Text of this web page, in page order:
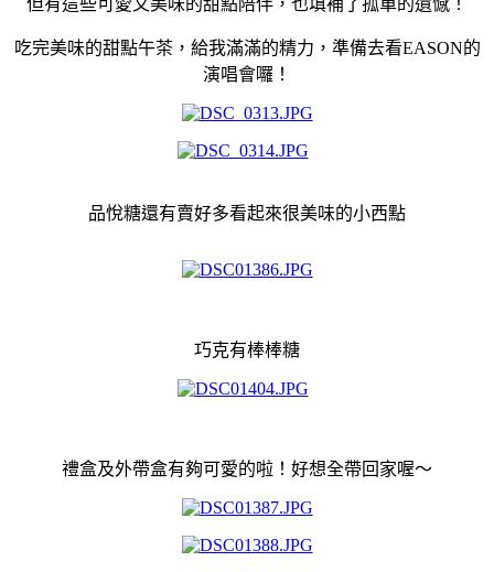
吃完美味的甜點午茶，給我滿滿的精力，準備去看EASON的
演唱會囉！
品悅糖還有賣好多看起來很美味的小西點
巧克有棒棒糖
禮盒及外帶盒有夠可愛的啦！好想全帶回家喔～